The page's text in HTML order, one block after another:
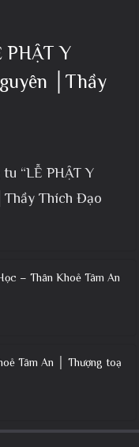
PHẬT Y
│Thầy
“LỄ PHẬT Y
Thích Đạo
– Thân Khoẻ Tâm An
Tâm An │ Thượng toạ